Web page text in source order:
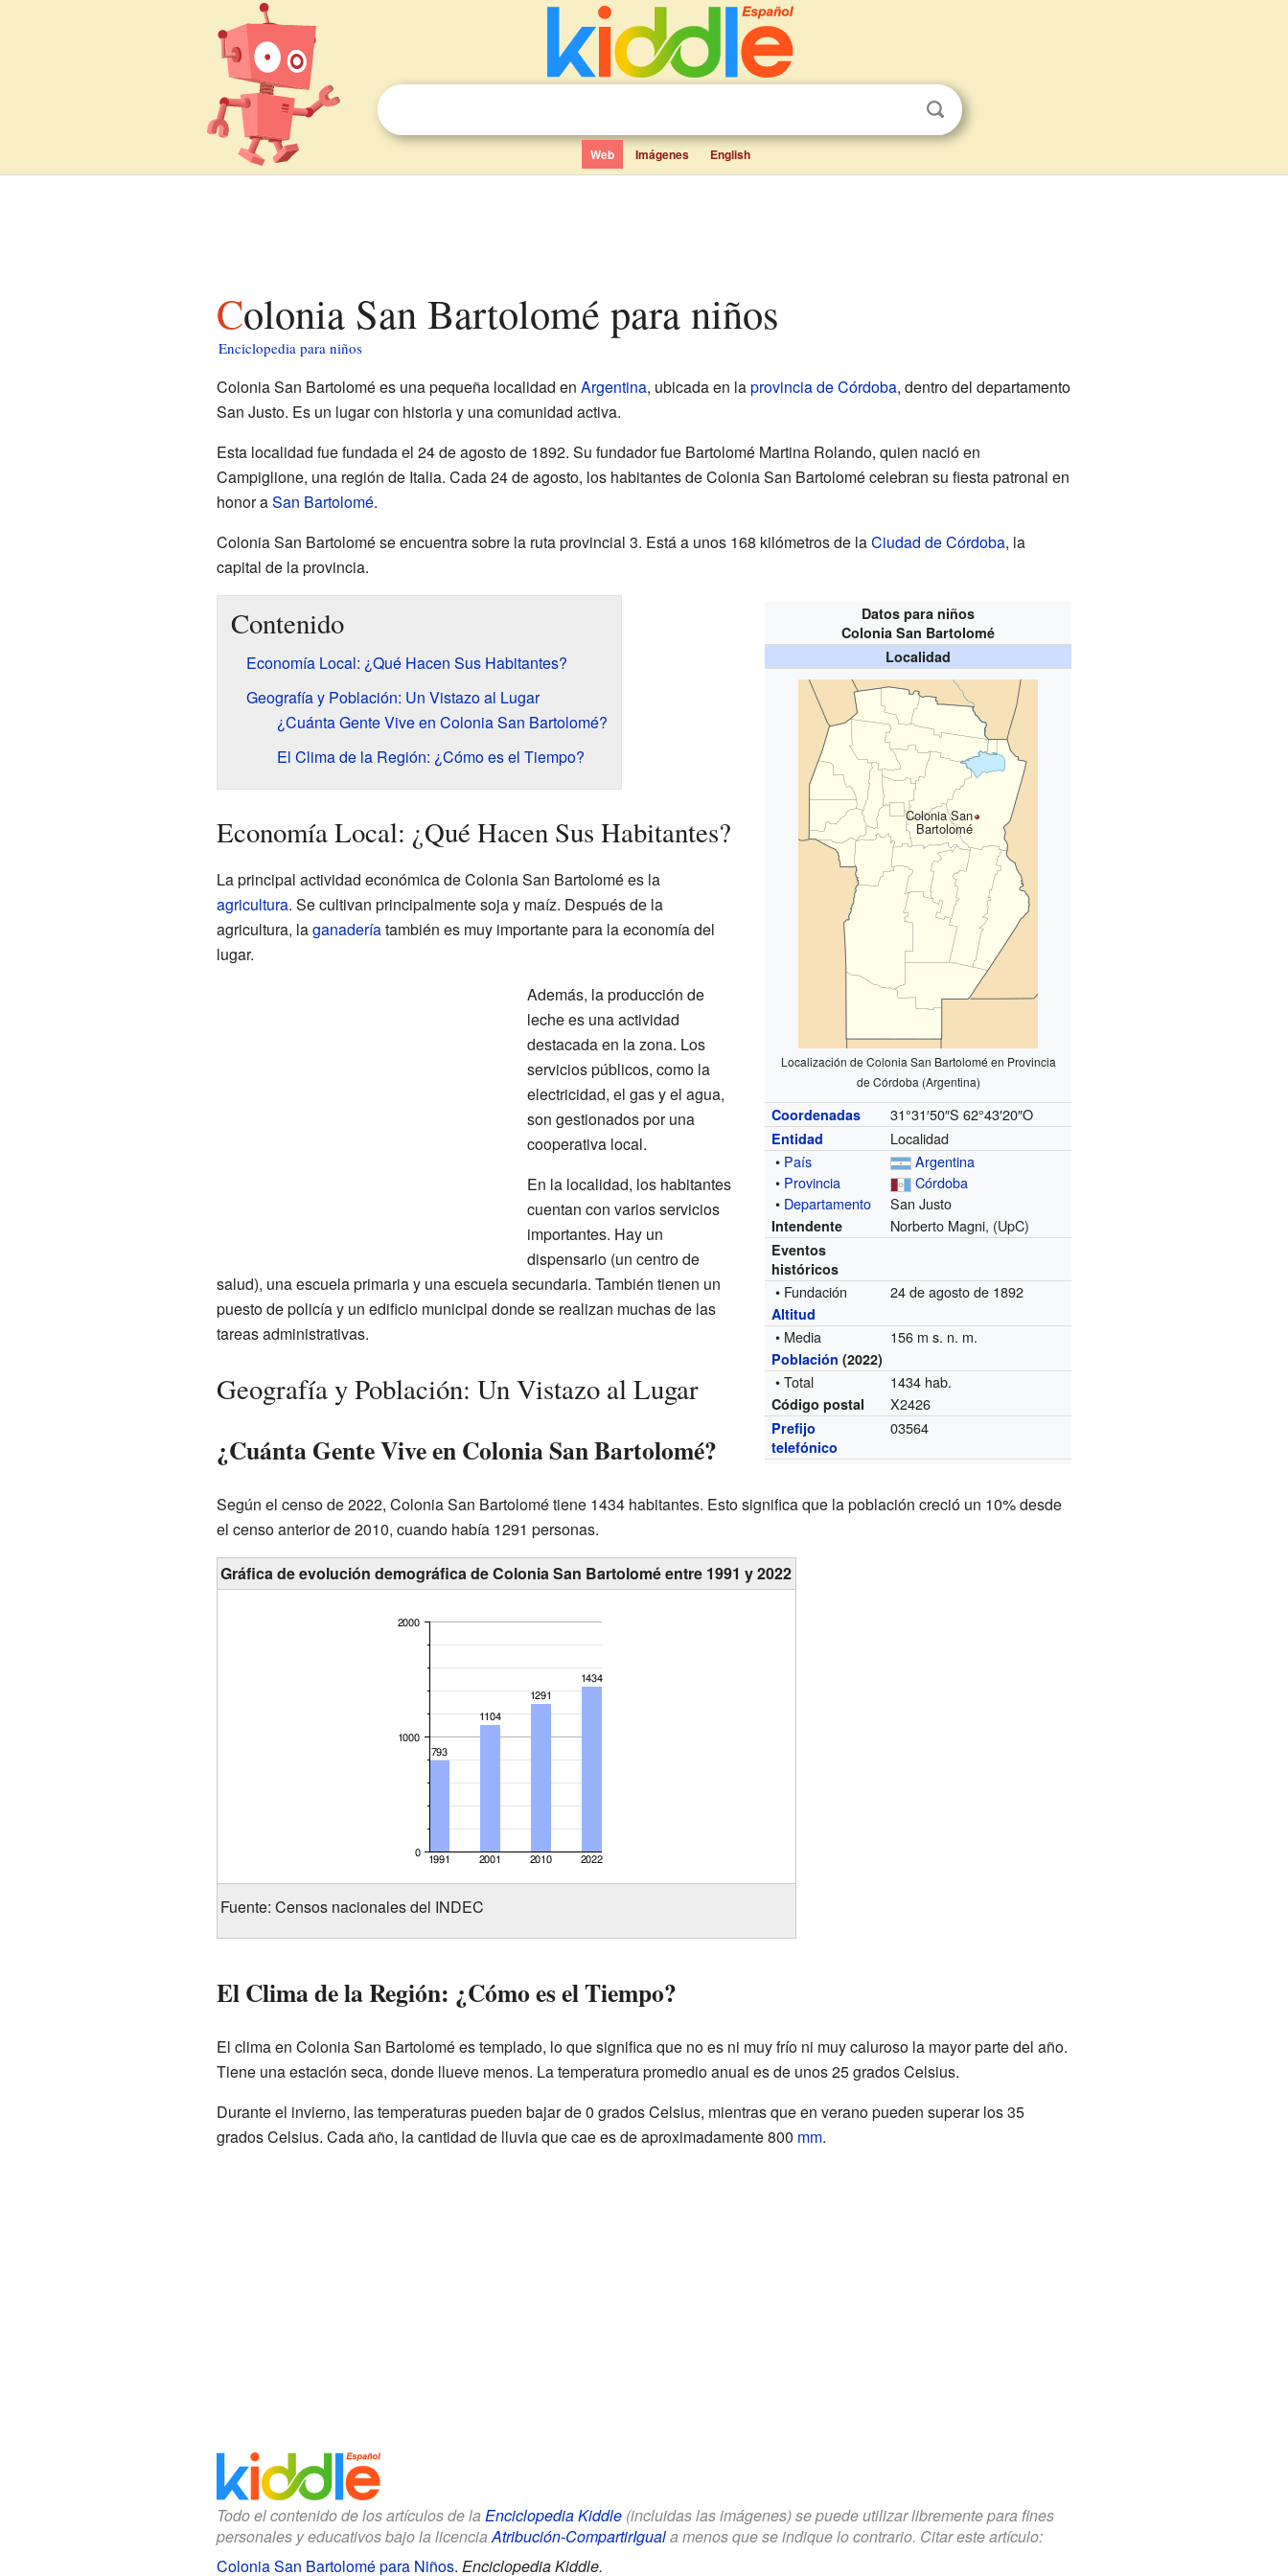
Web Imágenes English
Colonia San Bartolomé para niños
Enciclopedia para niños
Colonia San Bartolomé es una pequeña localidad en Argentina, ubicada en laprovincia de Córdoba, dentro del departamento
San Justo. Es un lugar con historia y una comunidad activa.
Esta localidad fue fundada el 24 de agosto de 1892. Su fundador fue Bartolomé Martina Rolando, quien nació en
Campiglione, una región de Italia. Cada 24 de agosto, los habitantes de Colonia San Bartolomé celebran su fiesta patronal en
honor aSan Bartolomé.
Colonia San Bartolomé se encuentra sobre la ruta provincial 3. Está a unos 168 kilómetros de laCiudad de Córdoba, la
capital de la provincia.
Datos para niños
Colonia San Bartolomé
Localidad
Colonia San
Bartolomé
Localización de Colonia San Bartolomé en Provincia
de Córdoba (Argentina)
Coordenadas 31°31′50″S 62°43′20″O
Entidad
Localidad
• País
Argentina
• Provincia
Córdoba
• Departamento San Justo
Intendente Norberto Magni, (UpC)
Eventos
históricos
• Fundación 24 de agosto de 1892
Altitud
• Media 156 m s. n. m.
Población (2022)
• Total 1434 hab.
Código postal X2426
Prefijo
telefónico
03564
Contenido
Economía Local: ¿Qué Hacen Sus Habitantes?
Geografía y Población: Un Vistazo al Lugar
¿Cuánta Gente Vive en Colonia San Bartolomé?
El Clima de la Región: ¿Cómo es el Tiempo?
Economía Local: ¿Qué Hacen Sus Habitantes?
La principal actividad económica de Colonia San Bartolomé es la
agricultura. Se cultivan principalmente soja y maíz. Después de la
agricultura, laganaderíatambién es muy importante para la economía del
lugar.
Además, la producción de
leche es una actividad
destacada en la zona. Los
servicios públicos, como la
electricidad, el gas y el agua,
son gestionados por una
cooperativa local.
En la localidad, los habitantes
cuentan con varios servicios
importantes. Hay un
dispensario (un centro de
salud), una escuela primaria y una escuela secundaria. También tienen un
puesto de policía y un edificio municipal donde se realizan muchas de las
tareas administrativas.
Geografía y Población: Un Vistazo al Lugar
¿Cuánta Gente Vive en Colonia San Bartolomé?
Según el censo de 2022, Colonia San Bartolomé tiene 1434 habitantes. Esto significa que la población creció un 10% desde
el censo anterior de 2010, cuando había 1291 personas.
Gráfica de evolución demográfica de Colonia San Bartolomé entre 1991 y 2022
Fuente: Censos nacionales del INDEC
El Clima de la Región: ¿Cómo es el Tiempo?
El clima en Colonia San Bartolomé es templado, lo que significa que no es ni muy frío ni muy caluroso la mayor parte del año.
Tiene una estación seca, donde llueve menos. La temperatura promedio anual es de unos 25 grados Celsius.
Durante el invierno, las temperaturas pueden bajar de 0 grados Celsius, mientras que en verano pueden superar los 35
grados Celsius. Cada año, la cantidad de lluvia que cae es de aproximadamente 800 mm.
Todo el contenido de los artículos de la Enciclopedia Kiddle(incluidas las imágenes) se puede utilizar libremente para fines
personales y educativos bajo la licenciaAtribución-CompartirIguala menos que se indique lo contrario. Citar este artículo:
Colonia San Bartolomé para Niños. Enciclopedia Kiddle.